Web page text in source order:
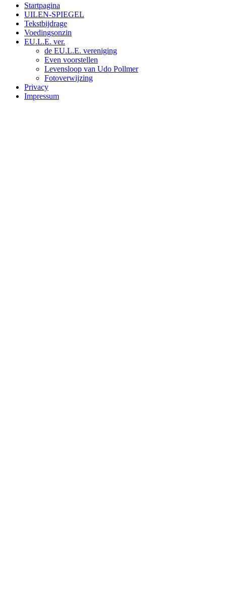
Startpagina
UILEN-SPIEGEL
Tekstbijdrage
Voedingsonzin
EU.L.E. ver.
de EU.L.E. vereniging
Even voorstellen
Levensloop van Udo Pollmer
Fotoverwijzing
Privacy
Impressum